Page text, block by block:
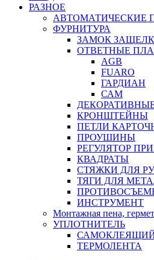
РАЗНОЕ
АВТОМАТИЧЕСКИЕ
ФУРНИТУРА
ЗАМОК
ОТВЕТНЫЕ
AGB
FUARO
ГАРДИАН
САМ
КРОНШТЕЙНЫ
ПЕТЛИ
ПРОУШИНЫ
РЕГУЛЯТОР
КВАДРАТЫ
СТЯЖКИ ДЛЯ
ТЯГИ ДЛЯ
ИНСТРУМЕНТ
Монтажная пена,
УПЛОТНИТЕЛЬ
ТЕРМОЛЕНТА